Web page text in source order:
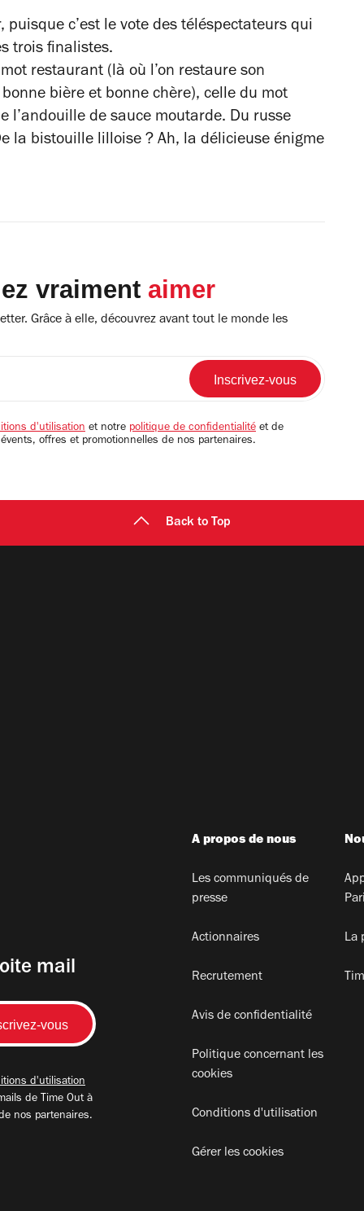
c’est le vote des téléspectateurs qui
trois finalistes.
restaurant (là où l’on restaure son
bière et bonne chère), celle du mot
l’andouille de sauce moutarde. Du russe
la bistouille lilloise ? Ah, la délicieuse énigme
vraiment aimer
Grâce à elle, découvrez avant tout le monde les
d'utilisation et notre politique de confidentialité et de
offres et promotionnelles de nos partenaires.
Back to Top
mail
d'utilisation
de Time Out à
nos partenaires.
A propos de nous
Les communiqués de
presse
Actionnaires
Recrutement
Avis de confidentialité
Politique concernant les
cookies
Conditions d'utilisation
Gérer les cookies
La